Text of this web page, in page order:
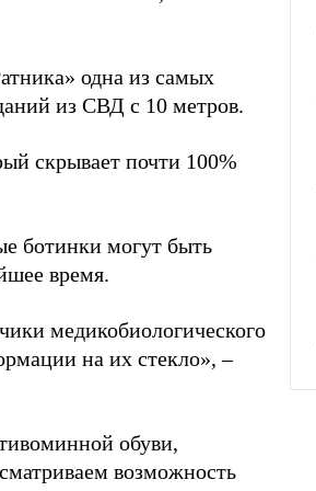
одна из самых
из СВД с 10 метров.
скрывает почти 100%
ботинки могут быть
время.
медикобиологического
на их стекло», –
обуви,
возможность